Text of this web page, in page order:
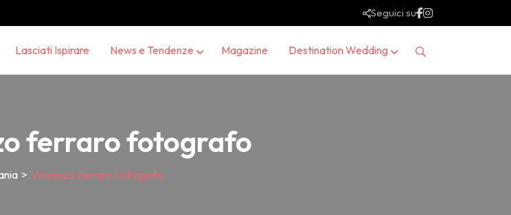
Seguici su
Lasciati Ispirare News e Tendenze Magazine Destination Wedding
ferraro fotografo
> Vincenzo Ferraro Fotografo